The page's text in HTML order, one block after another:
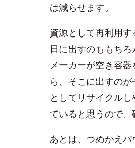
は減らせます。
資源として再利用
日に出すのももちろ
メーカーが空き容
ら、そこに出すの
としてリサイクル
ていると思うので、
あとは、つめかえ